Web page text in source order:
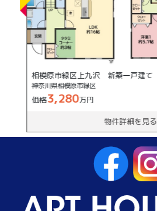
相模原市緑区上九沢 新築一戸建て
神奈川県相模原市緑区
価格3,280万円
物件詳細を見る